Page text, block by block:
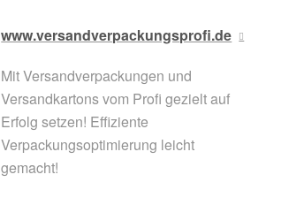
www.versandverpackungsprofi.de
Mit Versandverpackungen und
Versandkartons vom Profi gezielt auf
Erfolg setzen! Effiziente
Verpackungsoptimierung leicht
gemacht!